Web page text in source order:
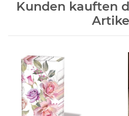
Kunden kauften